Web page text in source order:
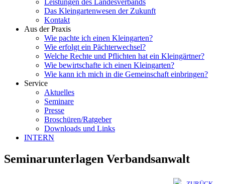
Leistungen des Landesverbands
Das Kleingartenwesen der Zukunft
Kontakt
Aus der Praxis
Wie pachte ich einen Kleingarten?
Wie erfolgt ein Pächterwechsel?
Welche Rechte und Pflichten hat ein Kleingärtner?
Wie bewirtschafte ich einen Kleingarten?
Wie kann ich mich in die Gemeinschaft einbringen?
Service
Aktuelles
Seminare
Presse
Broschüren/Ratgeber
Downloads und Links
INTERN
Seminarunterlagen Verbandsanwalt